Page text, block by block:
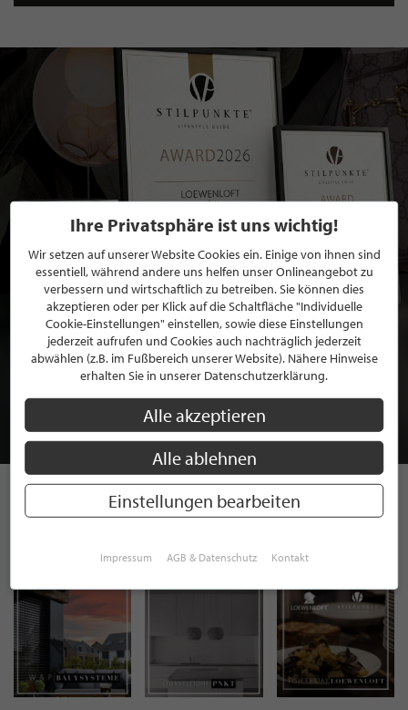
BEWERBEN SIE SICH FÜR EINE GRATIS
MITGLIEDSCHAFT BEI STILPUNKTE®
JETZT GRATIS BEWERBEN
INSTAGRAM
Ihre Privatsphäre ist uns wichtig!
Wir setzen auf unserer Website Cookies ein. Einige von ihnen sind
essentiell, während andere uns helfen unser Onlineangebot zu
verbessern und wirtschaftlich zu betreiben. Sie können dies
akzeptieren oder per Klick auf die Schaltfläche "Individuelle
Cookie-Einstellungen" einstellen, sowie diese Einstellungen
jederzeit aufrufen und Cookies auch nachträglich jederzeit
abwählen (z.B. im Fußbereich unserer Website). Nähere Hinweise
erhalten Sie in unserer Datenschutzerklärung.
Alle akzeptieren
Alle ablehnen
Einstellungen bearbeiten
Impressum AGB & Datenschutz Kontakt